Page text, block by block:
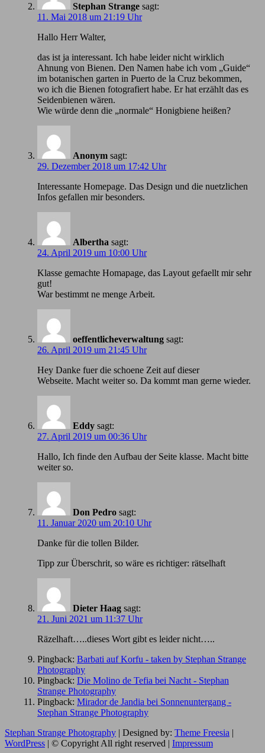
Stephan Strange sagt:
11. Mai 2018 um 21:19 Uhr
Hallo Herr Walter,
das ist ja interessant. Ich habe leider nicht wirklich
Ahnung von Bienen. Den Namen habe ich vom „Guide“
im botanischen garten in Puerto de la Cruz bekommen,
wo ich die Bienen fotografiert habe. Er hat erzählt das es
Seidenbienen wären.
Wie würde denn die „normale“ Honigbiene heißen?
Anonym sagt:
29. Dezember 2018 um 17:42 Uhr
Іnteressante Homepage. Das Design und die nuetzlichen
Infos gefallen mir besonders.
Albertha sagt:
24. April 2019 um 10:00 Uhr
Klasse gemachte Homapage, das Layout gefaellt mir sehr
gut!
War bestimmt ne menge Arbeit.
oeffentlicheverwaltung sagt:
26. April 2019 um 21:45 Uhr
Hey Danke fuer die schoene Zeit auf dieser
Webseite. Macht weiter so. Da kommt man gerne wieder.
Eddy sagt:
27. April 2019 um 00:36 Uhr
Hallo, Ich finde den Aufbau der Seite klasse. Macht bitte
weiter so.
Don Pedro sagt:
11. Januar 2020 um 20:10 Uhr
Danke für die tollen Bilder.
Tipp zur Überschrit, so wäre es richtiger: rätselhaft
Dieter Haag sagt:
21. Juni 2021 um 11:37 Uhr
Räzelhaft…..dieses Wort gibt es leider nicht…..
Pingback: Barbati auf Korfu - taken by Stephan Strange
Photography
Pingback: Die Molino de Tefia bei Nacht - Stephan
Strange Photography
Pingback: Mirador de Jandia bei Sonnenuntergang -
Stephan Strange Photography
Stephan Strange Photography | Designed by: Theme Freesia |
WordPress | © Copyright All right reserved | Impressum